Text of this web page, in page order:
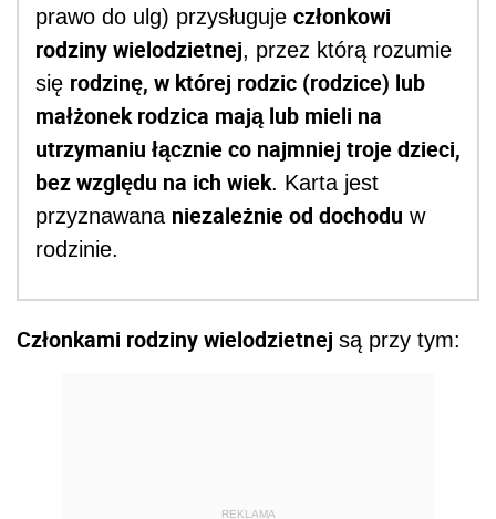
prawo do ulg) przysługuje członkowi
rodziny wielodzietnej, przez którą rozumie
się rodzinę, w której rodzic (rodzice) lub
małżonek rodzica mają lub mieli na
utrzymaniu łącznie co najmniej troje dzieci,
bez względu na ich wiek. Karta jest
przyznawana niezależnie od dochodu w
rodzinie.
Członkami rodziny wielodzietnej są przy tym:
REKLAMA